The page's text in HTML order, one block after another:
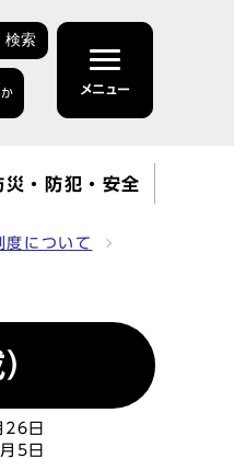
検索
メニュー
災・防犯・安全
度について
日
5日